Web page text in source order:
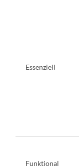
Essenziell
Funktional